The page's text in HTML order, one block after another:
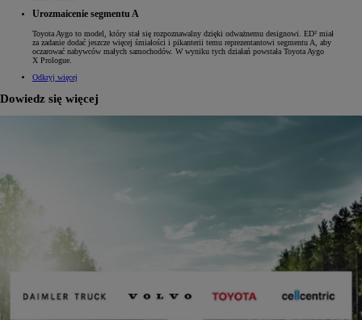
Urozmaicenie segmentu A
Toyota Aygo to model, który stał się rozpoznawalny dzięki odważnemu designowi. ED² miał
za zadanie dodać jeszcze więcej śmiałości i pikanterii temu reprezentantowi segmentu A, aby
oczarować nabywców małych samochodów. W wyniku tych działań powstała Toyota Aygo
X Prologue.
Odkryj więcej
Dowiedz się więcej